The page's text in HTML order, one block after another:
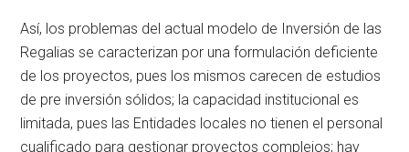
Así, los problemas del actual modelo de Inversión de las
Regalias se caracterizan por una formulación deficiente
de los proyectos, pues los mismos carecen de estudios
de pre inversión sólidos; la capacidad institucional es
limitada, pues las Entidades locales no tienen el personal
cualificado para gestionar proyectos complejos; hay